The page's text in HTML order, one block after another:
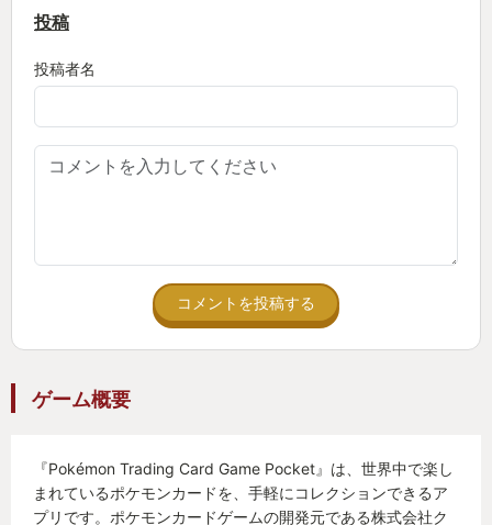
作られていると感じた。
投稿
投稿者名
コメントを投稿する
ゲーム概要
『Pokémon Trading Card Game Pocket』は、世界中で楽し
まれているポケモンカードを、手軽にコレクションできるア
プリです。ポケモンカードゲームの開発元である株式会社ク